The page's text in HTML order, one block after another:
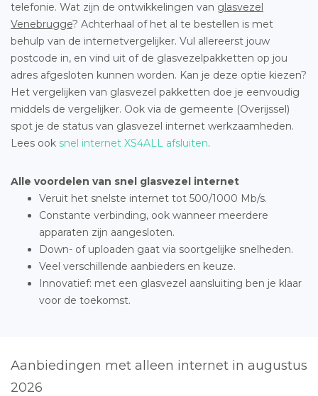
telefonie. Wat zijn de ontwikkelingen van glasvezel
Venebrugge? Achterhaal of het al te bestellen is met
behulp van de internetvergelijker. Vul allereerst jouw
postcode in, en vind uit of de glasvezelpakketten op jou
adres afgesloten kunnen worden. Kan je deze optie kiezen?
Het vergelijken van glasvezel pakketten doe je eenvoudig
middels de vergelijker. Ook via de gemeente (Overijssel)
spot je de status van glasvezel internet werkzaamheden.
Lees ook snel internet XS4ALL afsluiten.
Alle voordelen van snel glasvezel internet
Veruit het snelste internet tot 500/1000 Mb/s.
Constante verbinding, ook wanneer meerdere
apparaten zijn aangesloten.
Down- of uploaden gaat via soortgelijke snelheden.
Veel verschillende aanbieders en keuze.
Innovatief: met een glasvezel aansluiting ben je klaar
voor de toekomst.
Aanbiedingen met alleen internet in augustus
2026